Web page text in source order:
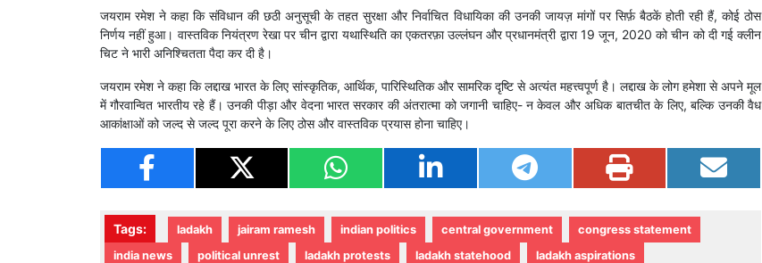
जयराम रमेश ने कहा कि संविधान की छठी अनुसूची के तहत सुरक्षा और निर्वाचित विधायिका की उनकी जायज़ मांगों पर सिर्फ़ बैठकें होती रही हैं, कोई ठोस
निर्णय नहीं हुआ। वास्तविक नियंत्रण रेखा पर चीन द्वारा यथास्थिति का एकतरफ़ा उल्लंघन और प्रधानमंत्री द्वारा 19 जून, 2020 को चीन को दी गई क्लीन
चिट ने भारी अनिश्चितता पैदा कर दी है।
जयराम रमेश ने कहा कि लद्दाख भारत के लिए सांस्कृतिक, आर्थिक, पारिस्थितिक और सामरिक दृष्टि से अत्यंत महत्त्वपूर्ण है। लद्दाख के लोग हमेशा से अपने मूल
में गौरवान्वित भारतीय रहे हैं। उनकी पीड़ा और वेदना भारत सरकार की अंतरात्मा को जगानी चाहिए- न केवल और अधिक बातचीत के लिए, बल्कि उनकी वैध
आकांक्षाओं को जल्द से जल्द पूरा करने के लिए ठोस और वास्तविक प्रयास होना चाहिए।
Tags: ladakh jairam ramesh indian politics central government
congress statement
india news
political unrest ladakh protests ladakh statehood
ladakh aspirations